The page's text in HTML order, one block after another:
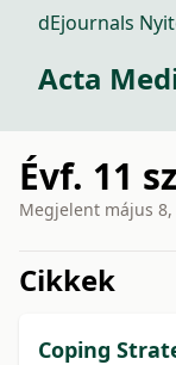
dEjournals
Acta
Évf. 11
Megjelent május
Cikkek
Coping